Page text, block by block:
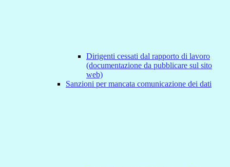
Dirigenti cessati dal rapporto di lavoro
(documentazione da pubblicare sul sito
web)
Sanzioni per mancata comunicazione dei dati